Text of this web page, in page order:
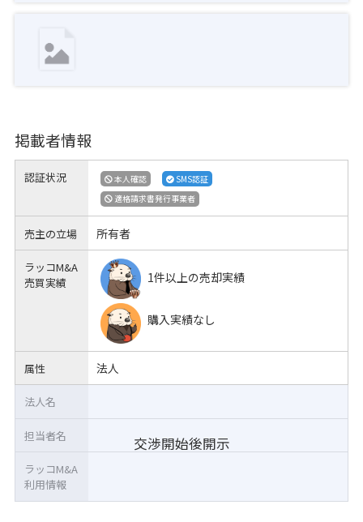
掲載者情報
認証状況 本人確認
SMS認証
適格請求書発行事業者
売主の立場 所有者
ラッコM&A
売買実績
1件以上の売却実績
購入実績なし
属性 法人
交渉開始後開示
法人名
担当者名
ラッコM&A
利用情報